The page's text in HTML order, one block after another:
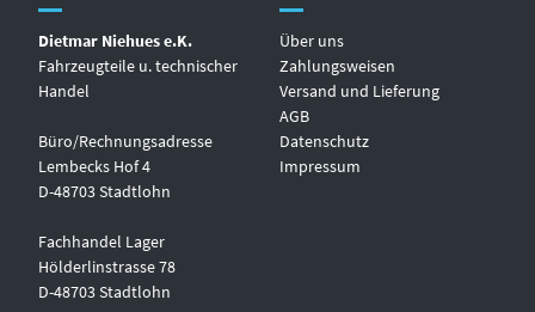
Dietmar Niehues e.K.
Fahrzeugteile u. technischer
Handel
Büro/Rechnungsadresse
Lembecks Hof 4
D-48703 Stadtlohn
Fachhandel Lager
Hölderlinstrasse 78
D-48703 Stadtlohn
Über uns
Zahlungsweisen
Versand und Lieferung
AGB
Datenschutz
Impressum